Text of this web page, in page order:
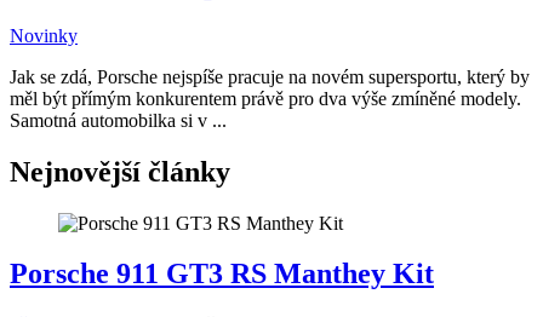
Novinky
Jak se zdá, Porsche nejspíše pracuje na novém supersportu, který by
měl být přímým konkurentem právě pro dva výše zmíněné modely.
Samotná automobilka si v ...
Nejnovější články
Porsche 911 GT3 RS Manthey Kit